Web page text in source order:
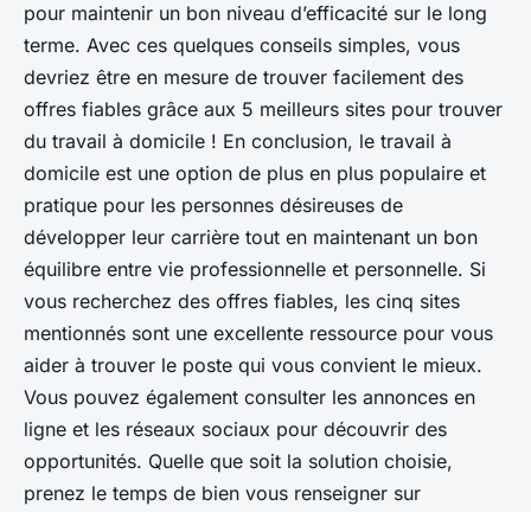
pour maintenir un bon niveau d’efficacité sur le long
terme. Avec ces quelques conseils simples, vous
devriez être en mesure de trouver facilement des
offres fiables grâce aux 5 meilleurs sites pour trouver
du travail à domicile ! En conclusion, le travail à
domicile est une option de plus en plus populaire et
pratique pour les personnes désireuses de
développer leur carrière tout en maintenant un bon
équilibre entre vie professionnelle et personnelle. Si
vous recherchez des offres fiables, les cinq sites
mentionnés sont une excellente ressource pour vous
aider à trouver le poste qui vous convient le mieux.
Vous pouvez également consulter les annonces en
ligne et les réseaux sociaux pour découvrir des
opportunités. Quelle que soit la solution choisie,
prenez le temps de bien vous renseigner sur